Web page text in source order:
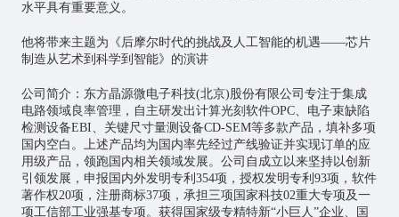
水平具有重要意义。
他将带来主题为《后摩尔时代的挑战及 人工智能的机遇——芯片
制造从艺术到科学到智能》的演讲
公司简介：东方晶源微电子科技(北京)股份有限公司专注于集成
电路领域良率管理，自主研发出计算光刻软件OPC、电子束缺陷
检测设备EBI、关键尺寸量测设备CD-SEM等多款产品，填补多项
国内空白。上述产品均为国内率先经过产线验证并实现订单的应
用级产品，领跑国内相关领域发展。公司自成立以来坚持以创新
引领发展，申报国内外发明专利354项，授权发明专利93项，软件
著作权20项，注册商标37项，承担三项国家科技02重大专项及一
项工信部工业强基专项。获得国家级专精特新“小巨人”企业、国